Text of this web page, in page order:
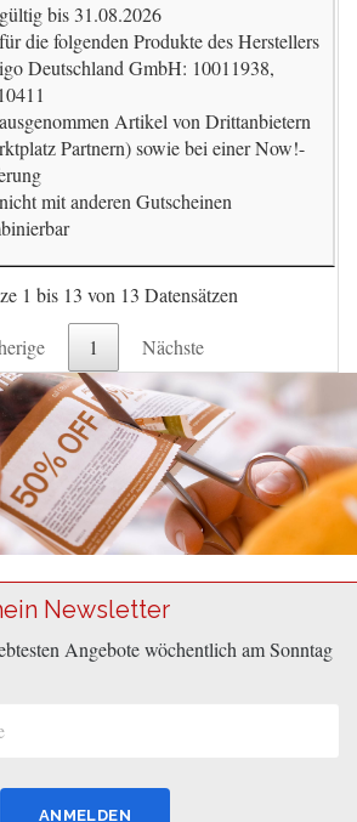
gültig bis 31.08.2026
für die folgenden Produkte des Herstellers
Deutschland GmbH: 10011938,
ausgenommen Artikel von Drittanbietern
Partnern) sowie bei einer Now!-
nicht mit anderen Gutscheinen
1 bis 13 von 13 Datensätzen
1 Nächste
Newsletter
Angebote wöchentlich am Sonntag